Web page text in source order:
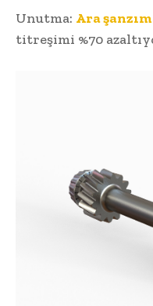
Unutma: Ara
titreşimi %70